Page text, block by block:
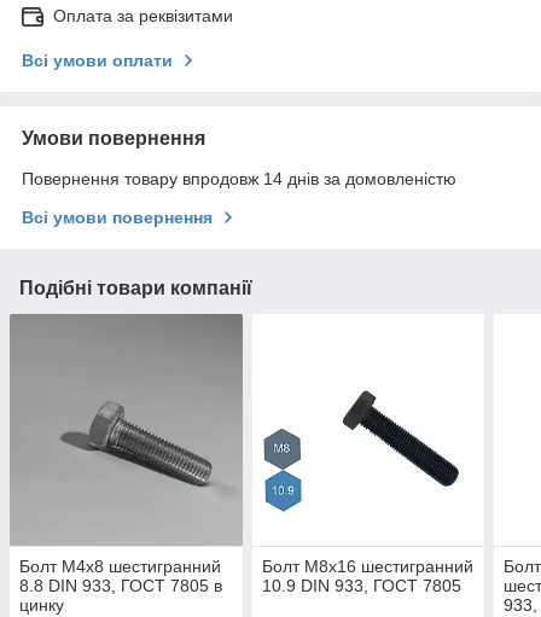
Оплата за реквізитами
Всі умови оплати
Умови повернення
Повернення товару впродовж 14 днів за домовленістю
Всі умови повернення
Подібні товари компанії
Болт M4х8 шестигранний
8.8 DIN 933, ГОСТ 7805 в
цинку
Болт М8х16 шестигранний
10.9 DIN 933, ГОСТ 7805